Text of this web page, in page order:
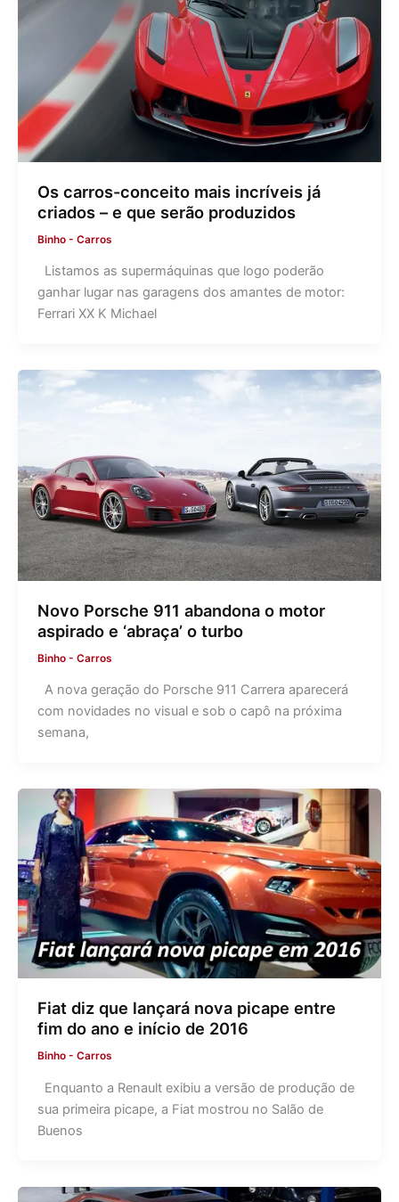
Os carros-conceito mais incríveis já
criados – e que serão produzidos
Binho - Carros
Listamos as supermáquinas que logo poderão
ganhar lugar nas garagens dos amantes de motor:
Ferrari XX K Michael
Novo Porsche 911 abandona o motor
aspirado e ‘abraça’ o turbo
Binho - Carros
A nova geração do Porsche 911 Carrera aparecerá
com novidades no visual e sob o capô na próxima
semana,
Fiat diz que lançará nova picape entre
fim do ano e início de 2016
Binho - Carros
Enquanto a Renault exibiu a versão de produção de
sua primeira picape, a Fiat mostrou no Salão de
Buenos